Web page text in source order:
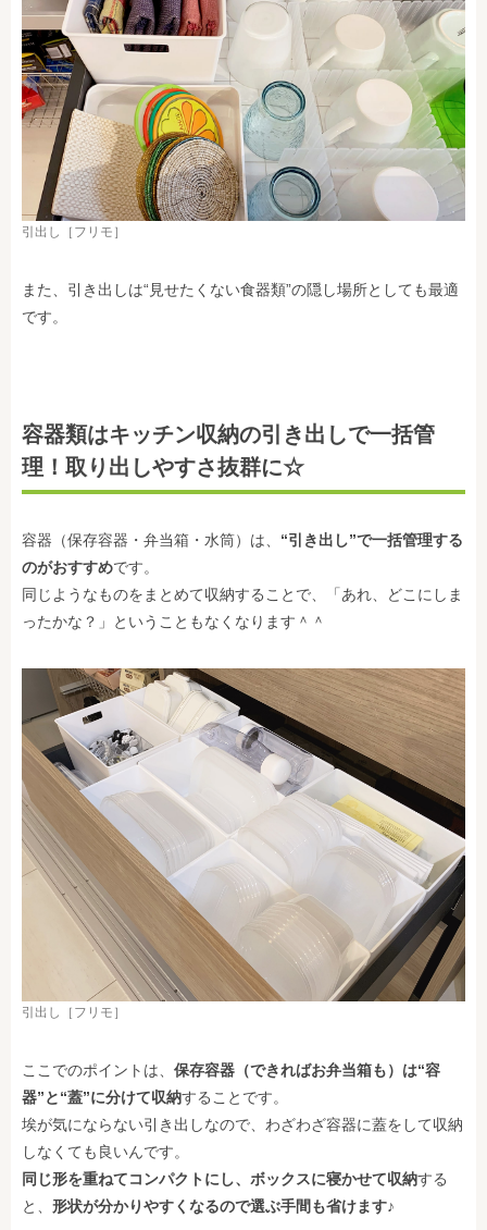
引出し［フリモ］
また、引き出しは“見せたくない食器類”の隠し場所としても最適
です。
容器類はキッチン収納の引き出しで一括管
理！取り出しやすさ抜群に☆
容器（保存容器・弁当箱・水筒）は、 “引き出し”で一括管理する
のがおすすめです。
同じようなものをまとめて収納することで、「あれ、どこにしま
ったかな？」ということもなくなります＾＾
引出し［フリモ］
ここでのポイントは、 保存容器（できればお弁当箱も）は“容
器”と“蓋”に分けて収納することです。
埃が気にならない引き出しなので、わざわざ容器に蓋をして収納
しなくても良いんです。
同じ形を重ねてコンパクトにし、ボックスに寝かせて収納する
と、 形状が分かりやすくなるので選ぶ手間も省けます♪